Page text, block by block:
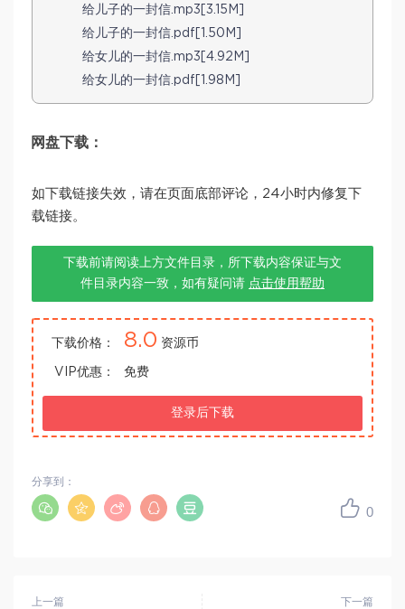
给儿子的一封信.mp3[3.15M]
给儿子的一封信.pdf[1.50M]
给女儿的一封信.mp3[4.92M]
给女儿的一封信.pdf[1.98M]
网盘下载：
如下载链接失效，请在页面底部评论，24小时内修复下
载链接。
下载前请阅读上方文件目录，所下载内容保证与文
件目录内容一致，如有疑问请 点击使用帮助
下载价格： 8.0 资源币
VIP优惠： 免费
登录后下载
0
分享到：
上一篇 下一篇